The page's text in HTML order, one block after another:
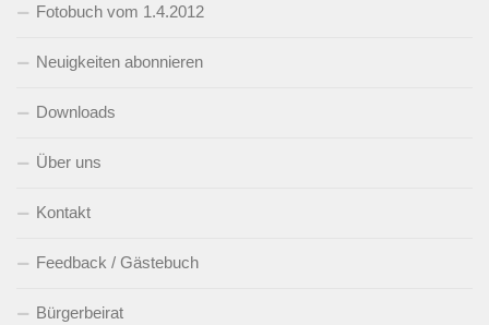
Fotobuch vom 1.4.2012
Neuigkeiten abonnieren
Downloads
Über uns
Kontakt
Feedback / Gästebuch
Bürgerbeirat